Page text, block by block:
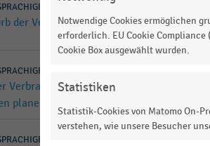
EINZELHANDEL|
der Verbraucher:innen zu Halloween
EINZELHANDEL
Verbraucher:innen in Deutschland, die
planen (2019, 2023, 2024, 2025)
EINZELHANDEL
Notwendige Cookies ermöglichen
erforderlich. EU Cookie
Cookie Box ausgewählt wurden.
Statistiken
Statistik-Cookies von Matomo On-
verstehen, wie unsere Besucher